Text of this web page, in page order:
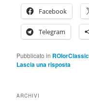
Facebook
Telegram
Pubblicato in ROIorClassic
Lascia una risposta
ARCHIVI